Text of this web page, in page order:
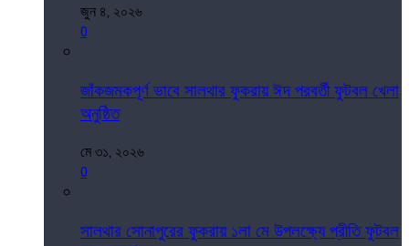
জুন ৪, ২০২৬
0
জাঁকজমকপূর্ণ ভাবে সালথার ফুকরায় ঈদ পরবর্তী ফুটবল খেলা
অনুষ্ঠিত
মে ৩১, ২০২৬
0
সালথার সোনাপুরের ফুকরায় ১লা মে উপলক্ষ্যে প্রীতি ফুটবল